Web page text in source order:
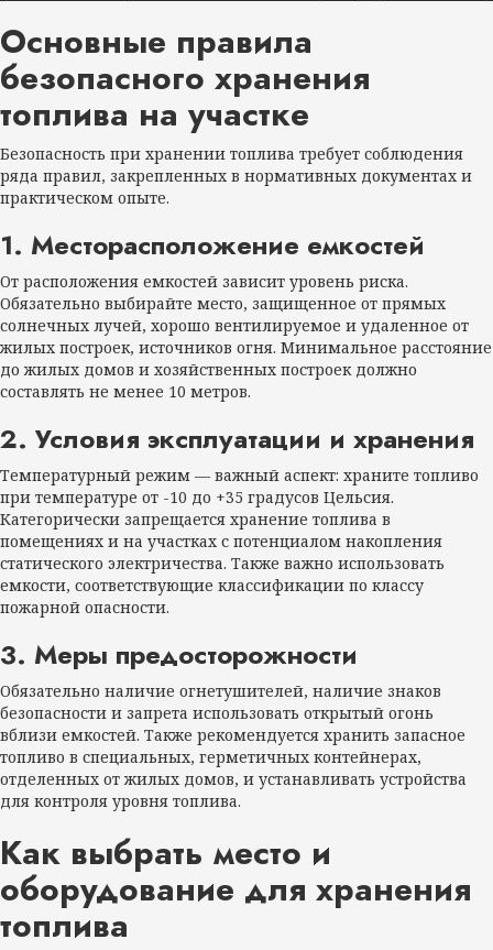
Основные правила
безопасного хранения
топлива на участке
Безопасность при хранении топлива требует соблюдения
ряда правил, закрепленных в нормативных документах и
практическом опыте.
1. Месторасположение емкостей
От расположения емкостей зависит уровень риска.
Обязательно выбирайте место, защищенное от прямых
солнечных лучей, хорошо вентилируемое и удаленное от
жилых построек, источников огня. Минимальное расстояние
до жилых домов и хозяйственных построек должно
составлять не менее 10 метров.
2. Условия эксплуатации и хранения
Температурный режим — важный аспект: храните топливо
при температуре от -10 до +35 градусов Цельсия.
Категорически запрещается хранение топлива в
помещениях и на участках с потенциалом накопления
статического электричества. Также важно использовать
емкости, соответствующие классификации по классу
пожарной опасности.
3. Меры предосторожности
Обязательно наличие огнетушителей, наличие знаков
безопасности и запрета использовать открытый огонь
вблизи емкостей. Также рекомендуется хранить запасное
топливо в специальных, герметичных контейнерах,
отделенных от жилых домов, и устанавливать устройства
для контроля уровня топлива.
Как выбрать место и
оборудование для хранения
топлива